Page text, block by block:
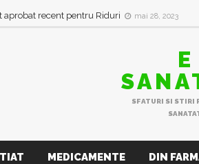
aprobat recent pentru Riduri mai 28, 2023
SFATURI SI STIRI
MEDICAMENTE DIN